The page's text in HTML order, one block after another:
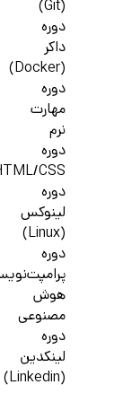
(Git)
دوره
داکر
(Docker)
دوره
مهارت
نرم
دوره
CSS
دوره
لینوکس
(Linux)
دوره
هوش
مصنوعی
دوره
لینکدین
(Linkedin)